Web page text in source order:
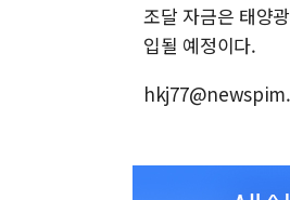
조달 자금은 태양
입될 예정이다.